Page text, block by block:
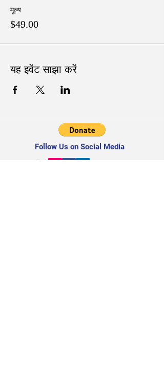
मूल्य
$49.00
यह इवेंट साझा करें
Follow Us on Social Media